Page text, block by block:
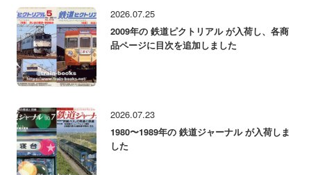
2026.07.25
2009年の 鉄道ピクトリアル が入荷し、各商
品ページに目次を追加しました
2026.07.23
1980〜1989年の 鉄道ジャーナル が入荷しま
した